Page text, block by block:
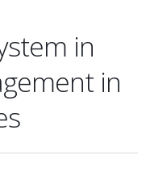
in
in